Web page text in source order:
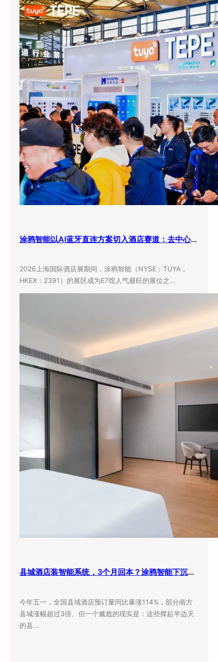
涂鸦智能以AI蓝牙直连方案切入酒店赛道：去中心化架构破解智能化改造三大痛点
2026上海国际酒店展期间，涂鸦智能（NYSE：TUYA，
HKEX：2391）的展区成为E7馆人气最旺的展位之…
县城酒店装智能系统，3个月回本？涂鸦智能下沉市场打法曝光
今年五一，全国县域酒店预订量同比暴涨114%，部分南方
县城涨幅超过3倍。但一个尴尬的现实是：这些撑起半边天
的县…